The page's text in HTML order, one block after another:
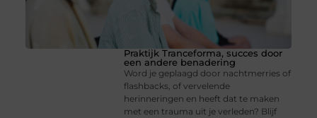
Praktijk Tranceforma, succes door
een andere benadering
Word je geplaagd door nachtmerries of
flashbacks, of vervelende
herinneringen en heeft dat te maken
met een trauma uit je verleden? Blijf